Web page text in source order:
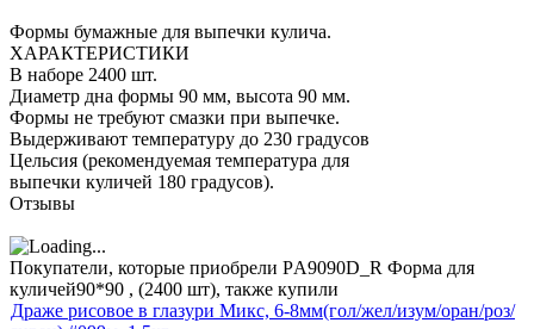
Формы бумажные для выпечки кулича.
ХАРАКТЕРИСТИКИ
В наборе 2400 шт.
Диаметр дна формы 90 мм, высота 90 мм.
Формы не требуют смазки при выпечке.
Выдерживают температуру до 230 градусов
Цельсия (рекомендуемая температура для
выпечки куличей 180 градусов).
Отзывы
Покупатели, которые приобрели PА9090D_R Форма для
куличей90*90 , (2400 шт), также купили
Драже рисовое в глазури Микс, 6-8мм(гол/жел/изум/оран/роз/